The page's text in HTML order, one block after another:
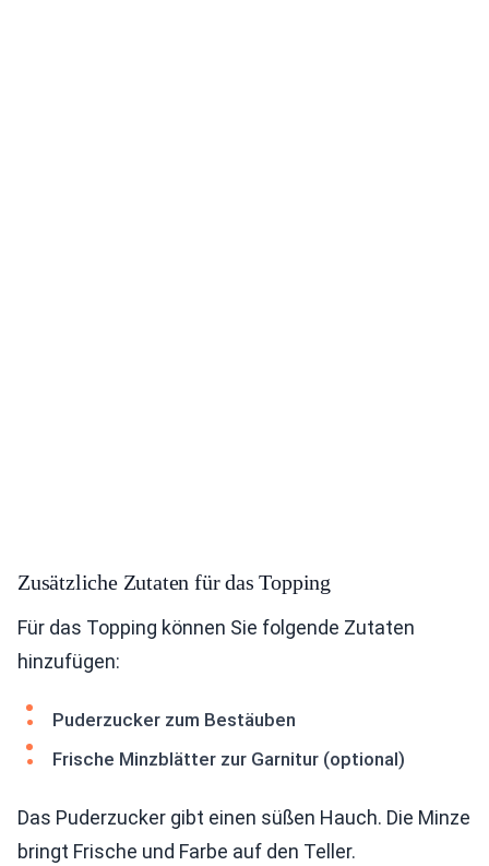
Zusätzliche Zutaten für das Topping
Für das Topping können Sie folgende Zutaten
hinzufügen:
Puderzucker zum Bestäuben
Frische Minzblätter zur Garnitur (optional)
Das Puderzucker gibt einen süßen Hauch. Die Minze
bringt Frische und Farbe auf den Teller.